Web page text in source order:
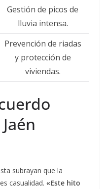
Gestión de picos de
lluvia intensa.
Prevención de riadas
y protección de
viviendas.
subrayan que la
casualidad. «Este hito